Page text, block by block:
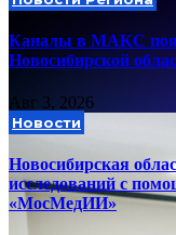
Каналы в МАКС
Новосибирской
Авг 3, 2026
Новости
Новосибирская
исследований с
«МосМедИИ»